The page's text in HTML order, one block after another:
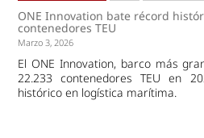
ONE Innovation bate récord
contenedores TEU
Marzo 3, 2026
El ONE Innovation, barco más
22.233 contenedores TEU en
histórico en logística marítima.